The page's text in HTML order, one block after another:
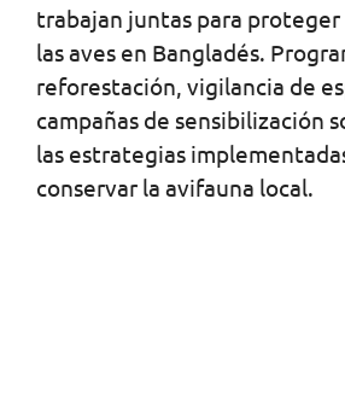
trabajan juntas para
las aves en Bangladés.
reforestación, vigilancia de
campañas de sensibilización
las estrategias
conservar la avifauna local.